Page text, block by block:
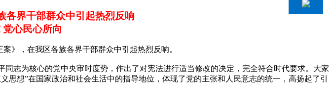
各界干部群众中引起热烈反响
心民心所向
，在我区各族各界干部群众中引起热烈反响。
为核心的党中央审时度势，作出了对宪法进行适当修改的决定，完全符合时代要求。大家
想”在国家政治和社会生活中的指导地位，体现了党的主张和人民意志的统一，高扬起了引